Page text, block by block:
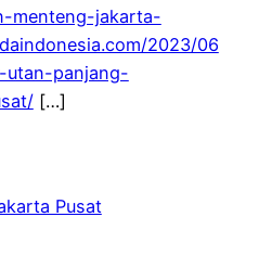
menteng-jakarta-
2023/06
utan-panjang-
[…]
Pusat